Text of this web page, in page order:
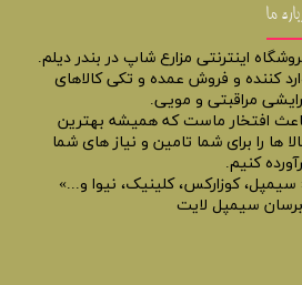
ما
اینترنتی مزارع شاپ در بندر دیلم.
کننده و فروش عمده و تکی کالاهای
مراقبتی و مویی.
افتخار ماست که همیشه بهترین
ها را برای شما تامین و نیاز های شما
کنیم.
سیمپل، کوزارکس، کلینیک، نیوا و...»
سیمپل لایت